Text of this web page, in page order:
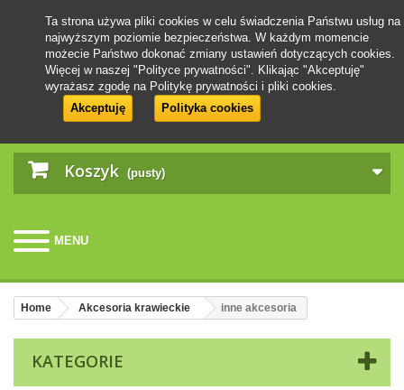
Koszyk (pusty)
MENU
Ta strona używa pliki cookies w celu świadczenia Państwu usług na
najwyższym poziomie bezpieczeństwa. W każdym momencie
możecie Państwo dokonać zmiany ustawień dotyczących cookies.
Więcej w naszej "Polityce prywatności". Klikając "Akceptuję"
wyrażasz zgodę na Politykę prywatności i pliki cookies.
Akceptuję
Polityka cookies
Home Akcesoria krawieckie inne akcesoria
KATEGORIE